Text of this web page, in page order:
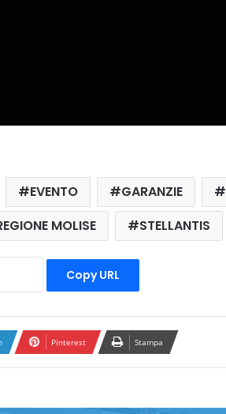
EVENTO GARANZIE
MOLISE STELLANTIS
Copy URL
Pinterest Stampa